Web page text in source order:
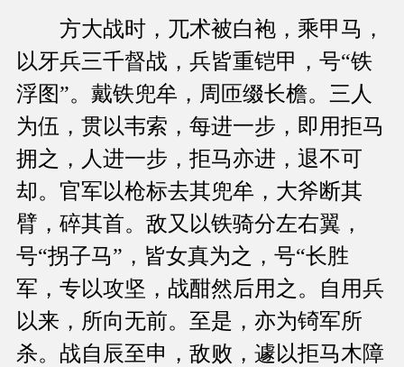
方大战时，兀术被白袍，乘甲马，
以牙兵三千督战，兵皆重铠甲，号“铁
浮图”。戴铁兜牟，周匝缀长檐。三人
为伍，贯以韦索，每进一步，即用拒马
拥之，人进一步，拒马亦进，退不可
却。官军以枪标去其兜牟，大斧断其
臂，碎其首。敌又以铁骑分左右翼，
号“拐子马”，皆女真为之，号“长胜
军，专以攻坚，战酣然后用之。自用兵
以来，所向无前。至是，亦为锜军所
杀。战自辰至申，敌败，遽以拒马木障